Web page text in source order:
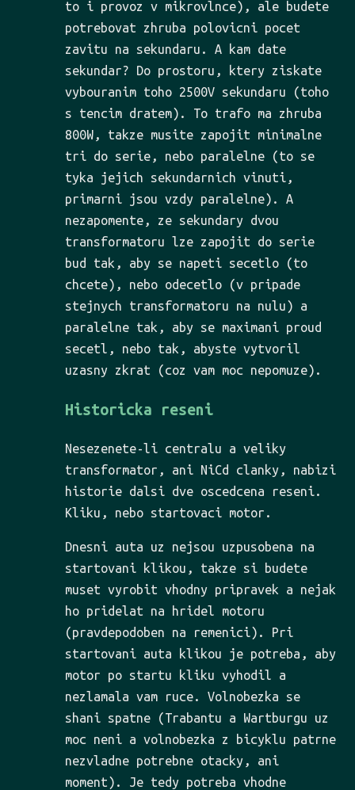
to i provoz v mikrovlnce), ale budete
potrebovat zhruba polovicni pocet
zavitu na sekundaru. A kam date
sekundar? Do prostoru, ktery ziskate
vybouranim toho 2500V sekundaru (toho
s tencim dratem). To trafo ma zhruba
800W, takze musite zapojit minimalne
tri do serie, nebo paralelne (to se
tyka jejich sekundarnich vinuti,
primarni jsou vzdy paralelne). A
nezapomente, ze sekundary dvou
transformatoru lze zapojit do serie
bud tak, aby se napeti secetlo (to
chcete), nebo odecetlo (v pripade
stejnych transformatoru na nulu) a
paralelne tak, aby se maximani proud
secetl, nebo tak, abyste vytvoril
uzasny zkrat (coz vam moc nepomuze).
Historicka reseni
Nesezenete-li centralu a veliky
transformator, ani NiCd clanky, nabizi
historie dalsi dve oscedcena reseni.
Kliku, nebo startovaci motor.
Dnesni auta uz nejsou uzpusobena na
startovani klikou, takze si budete
muset vyrobit vhodny pripravek a nejak
ho pridelat na hridel motoru
(pravdepodoben na remenici). Pri
startovani auta klikou je potreba, aby
motor po startu kliku vyhodil a
nezlamala vam ruce. Volnobezka se
shani spatne (Trabantu a Wartburgu uz
moc neni a volnobezka z bicyklu patrne
nezvladne potrebne otacky, ani
moment). Je tedy potreba vhodne